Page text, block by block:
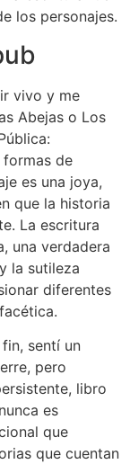
los personajes.
vivo y me
Abejas o Los
de
es una joya,
que la historia
La escritura
una verdadera
la sutileza
diferentes
sentí un
pero
libro
es
que
que cuentan